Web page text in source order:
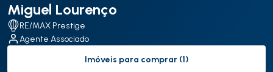
Miguel Lourenço
RE/MAX Prestige
Agente Associado
to-buy-listing
Imóveis para comprar (1)